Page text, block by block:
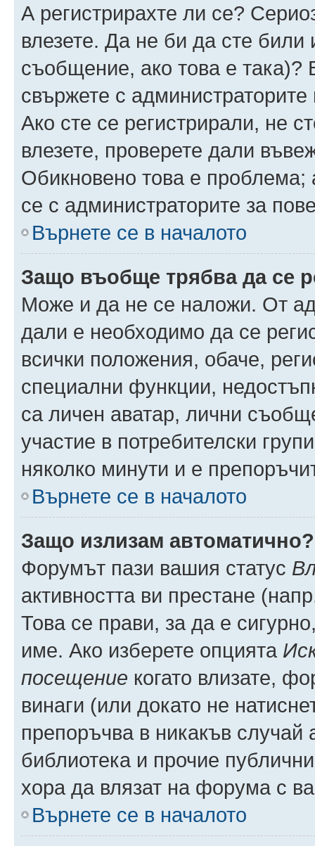
А регистрирахте ли се?
влезете. Да не би да сте
съобщение, ако това е така)?
свържете с
Ако сте се регистрирали, не
влезете, проверете дали
Обикновено това е проблема;
се с администраторите за
Върнете се в началото
Защо въобще трябва да се
Може и да не се наложи. От
дали е необходимо да се
всички положения, обаче,
специални функции,
са личен аватар, лични
участие в потребителски
няколко минути и е
Върнете се в началото
Защо излизам автоматично?
Форумът пази вашия статус
активността ви престане
Това се прави, за да е
име. Ако изберете опцията
посещение когато влизате,
винаги (или докато не
препоръчва в никакъв случай
библиотека и прочие
хора да влязат на форума с
Върнете се в началото